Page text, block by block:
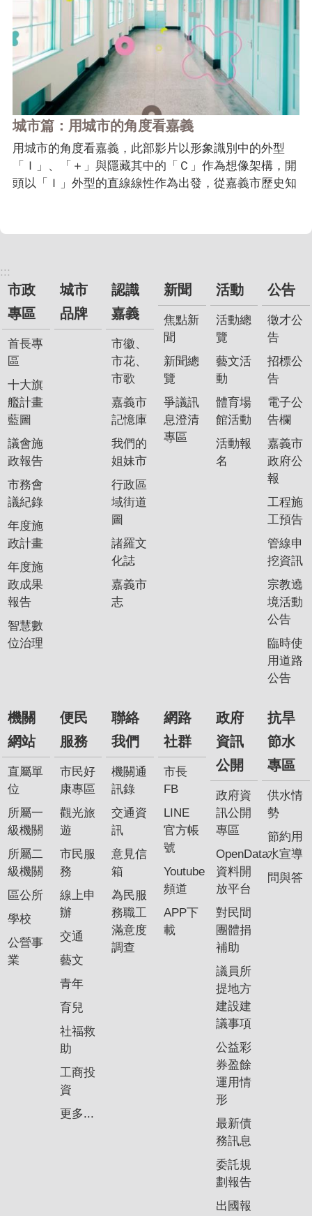
城市篇：用城市的角度看嘉義
用城市的角度看嘉義，此部影片以形象識別中的外型
「Ｉ」、「＋」與隱藏其中的「Ｃ」作為想像架構，開
頭以「Ｉ」外型的直線線性作為出發，從嘉義市歷史知
存裡持續前進。 穿梭的過程，景緻不斷地交疊，在趨
:::
市政
專區
首長專
區
十大旗
艦計畫
藍圖
議會施
政報告
市務會
議紀錄
年度施
政計畫
年度施
政成果
報告
智慧數
位治理
城市
品牌
認識
嘉義
市徽、
市花、
市歌
嘉義市
記憶庫
我們的
姐妹市
行政區
域街道
圖
諸羅文
化誌
嘉義市
志
新聞
焦點新
聞
新聞總
覽
爭議訊
息澄清
專區
活動
活動總
覽
藝文活
動
體育場
館活動
活動報
名
公告
徵才公
告
招標公
告
電子公
告欄
嘉義市
政府公
報
工程施
工預告
管線申
挖資訊
宗教遶
境活動
公告
臨時使
用道路
公告
機關
網站
直屬單
位
所屬一
級機關
所屬二
級機關
區公所
學校
公營事
業
便民
服務
市民好
康專區
觀光旅
遊
市民服
務
線上申
辦
交通
藝文
青年
育兒
社福救
助
工商投
資
更多...
聯絡
我們
機關通
訊錄
交通資
訊
意見信
箱
為民服
務職工
滿意度
調查
網路
社群
市長
FB
LINE
官方帳
號
Youtube
頻道
APP下
載
政府
資訊
公開
政府資
訊公開
專區
OpenData
資料開
放平台
對民間
團體捐
補助
議員所
提地方
建設建
議事項
公益彩
券盈餘
運用情
形
最新債
務訊息
委託規
劃報告
出國報
抗旱
節水
專區
供水情
勢
節約用
水宣導
問與答